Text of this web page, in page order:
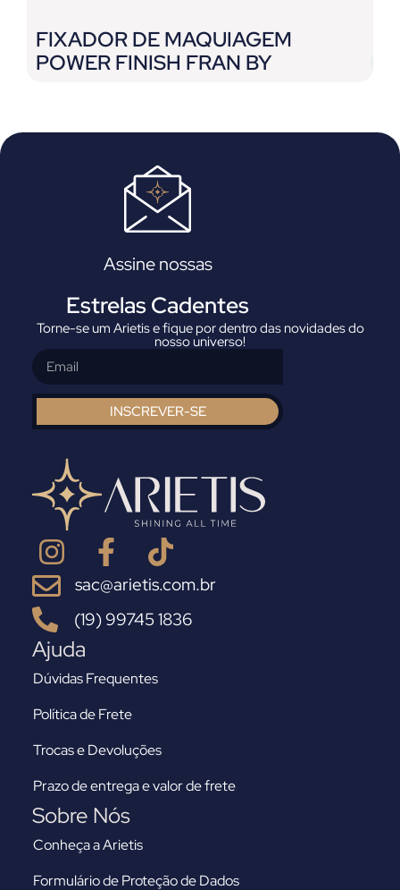
FIXADOR DE MAQUIAGEM
POWER FINISH FRAN BY
Assine nossas
Estrelas Cadentes
Torne-se um Arietis e fique por dentro das novidades do
nosso universo!
INSCREVER-SE
sac@arietis.com.br
(19) 99745 1836
Ajuda
Dúvidas Frequentes
Política de Frete
Trocas e Devoluções
Prazo de entrega e valor de frete
Sobre Nós
Conheça a Arietis
Formulário de Proteção de Dados